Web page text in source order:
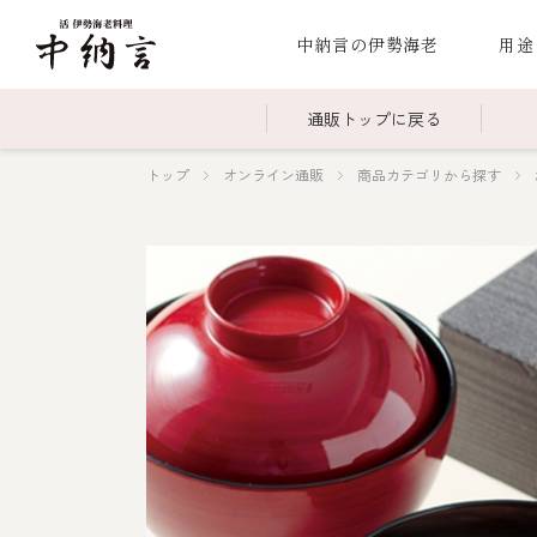
中納言の伊勢海老 用
通販トップに戻る
伊勢海老
お造り（お刺身） 焼物 蒸し ボイル伊勢海
海鮮鍋
スープ・スープカレー
伊勢海老料理（中納言厨房）
￥15,000～￥19,999 ￥
伊勢海老料理一覧 季節
トップ オンライン通販 商品カテゴリから探す